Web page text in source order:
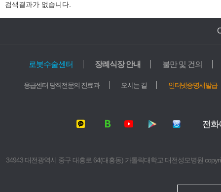
검색결과가 없습니다.
의료기관
가톨릭중앙의료원
은평성모병원
교육기관
학교법인 가
가톨릭대학
간호대학
보건의료경
로봇수술센터 장례식장 안내 불만 및 건의
응급센터 당직전문의 진료과 오시는 길 인터넷증명서발급
전
34943 대전광역시 중구 대흥로 64(대흥동) 가톨릭대학교 대전성모병원